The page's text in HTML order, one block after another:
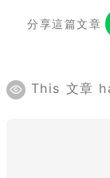
分享這篇文章
This 文章